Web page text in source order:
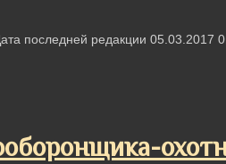
последней редакции